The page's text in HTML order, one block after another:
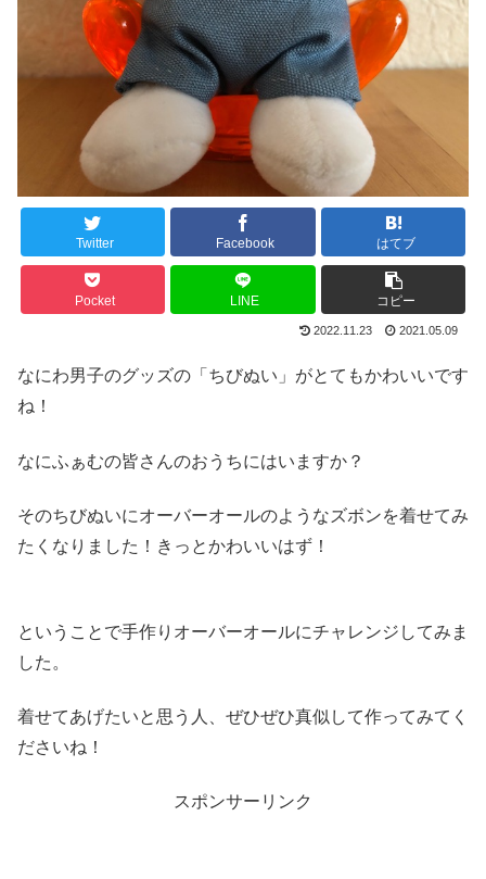
Twitter Facebook はてブ
Pocket LINE コピー
2022.11.23 2021.05.09
なにわ男子のグッズの「ちびぬい」がとてもかわいいです
ね！
なにふぁむの皆さんのおうちにはいますか？
そのちびぬいにオーバーオールのようなズボンを着せてみ
たくなりました！きっとかわいいはず！
ということで手作りオーバーオールにチャレンジしてみま
した。
着せてあげたいと思う人、ぜひぜひ真似して作ってみてく
ださいね！
スポンサーリンク